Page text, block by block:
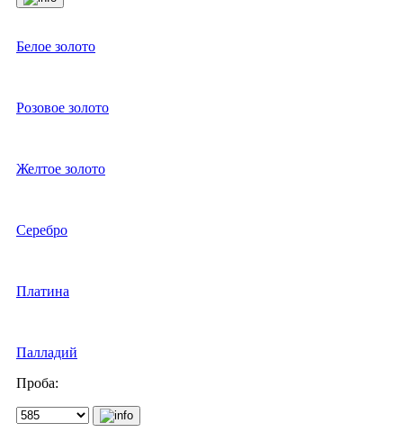
Белое золото
Розовое золото
Желтое золото
Серебро
Платина
Палладий
Проба: